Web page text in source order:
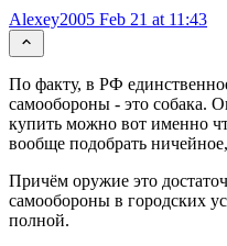
Alexey2005 Feb 21 at 11:43
По факту, в РФ
самообороны - это собака.
купить можно вот именно
вообще подобрать
Причём оружие это
самообороны в городских
полной.